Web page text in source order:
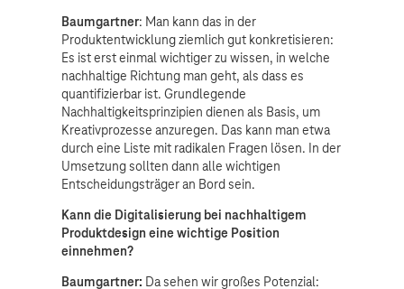
Baumgartner: Man kann das in der
Produktentwicklung ziemlich gut konkretisieren:
Es ist erst einmal wichtiger zu wissen, in welche
nachhaltige Richtung man geht, als dass es
quantifizierbar ist. Grundlegende
Nachhaltigkeitsprinzipien dienen als Basis, um
Kreativprozesse anzuregen. Das kann man etwa
durch eine Liste mit radikalen Fragen lösen. In der
Umsetzung sollten dann alle wichtigen
Entscheidungsträger an Bord sein.
Kann die Digitalisierung bei nachhaltigem
Produktdesign eine wichtige Position
einnehmen?
Baumgartner: Da sehen wir großes Potenzial: